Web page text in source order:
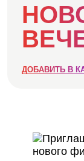
ДОБАВИТЬ В